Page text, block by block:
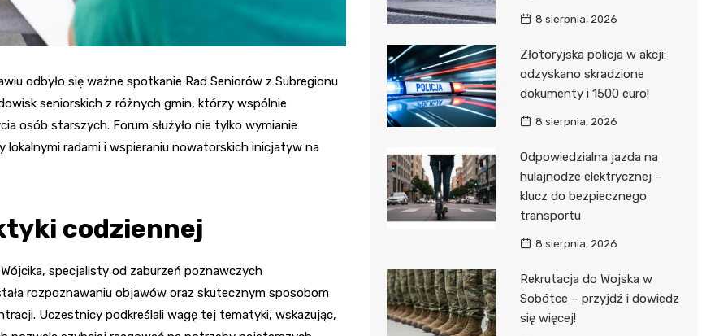
odbyło się ważne spotkanie Rad Seniorów z Subregionu
seniorskich z różnych gmin, którzy wspólnie
osób starszych. Forum służyło nie tylko wymianie
lokalnymi radami i wspieraniu nowatorskich inicjatyw na
codziennej
specjalisty od zaburzeń poznawczych
rozpoznawaniu objawów oraz skutecznym sposobom
Uczestnicy podkreślali wagę tej tematyki, wskazując,
8 sierpnia, 2026
Złotoryjska policja w akcji:
odzyskano skradzione
dokumenty i 1500 euro!
8 sierpnia, 2026
Odpowiedzialna jazda na
hulajnodze elektrycznej –
klucz do bezpiecznego
transportu
8 sierpnia, 2026
Rekrutacja do Wojska w
Sobótce – przyjdź i dowiedz
się więcej!